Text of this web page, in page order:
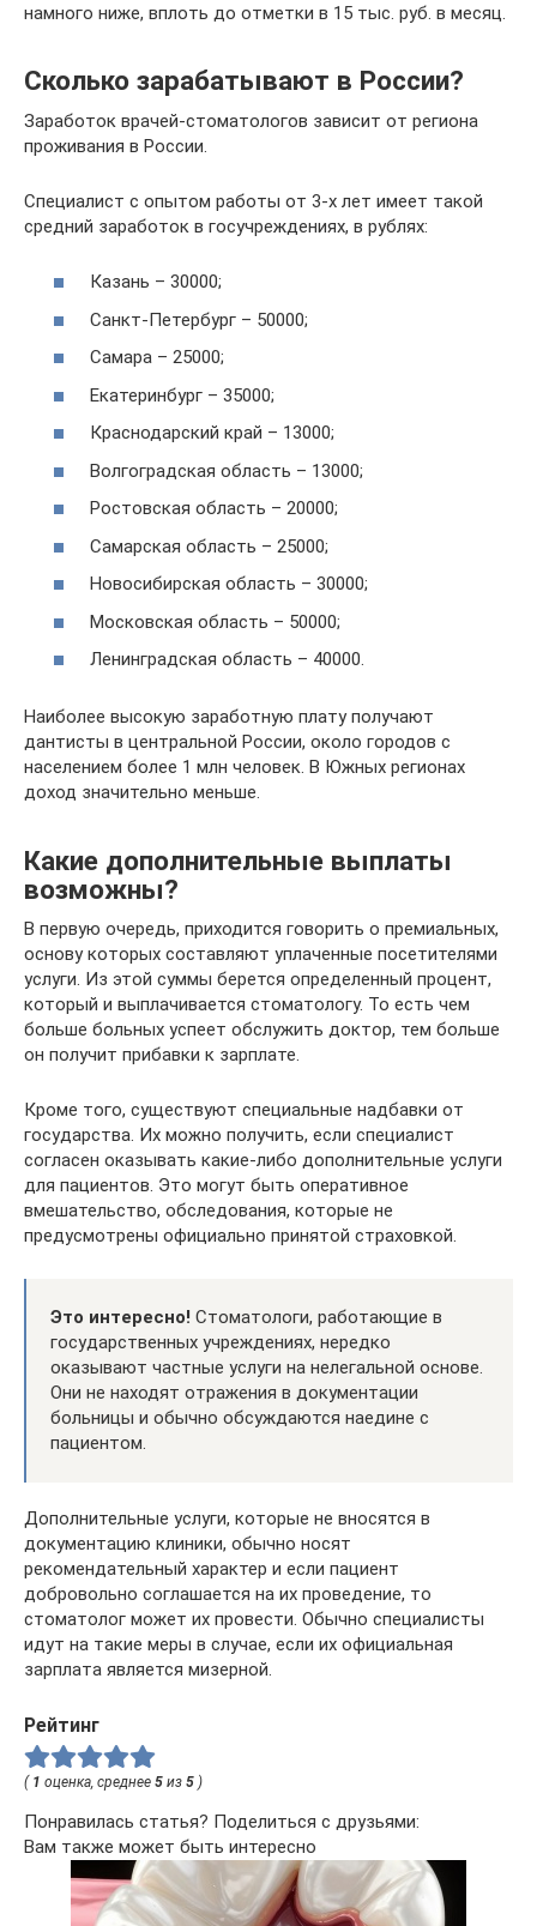
намного ниже, вплоть до отметки в 15 тыс. руб. в месяц.
Сколько зарабатывают в России?
Заработок врачей-стоматологов зависит от региона
проживания в России.
Специалист с опытом работы от 3-х лет имеет такой
средний заработок в госучреждениях, в рублях:
Казань – 30000;
Санкт-Петербург – 50000;
Самара – 25000;
Екатеринбург – 35000;
Краснодарский край – 13000;
Волгоградская область – 13000;
Ростовская область – 20000;
Самарская область – 25000;
Новосибирская область – 30000;
Московская область – 50000;
Ленинградская область – 40000.
Наиболее высокую заработную плату получают
дантисты в центральной России, около городов с
населением более 1 млн человек. В Южных регионах
доход значительно меньше.
Какие дополнительные выплаты
возможны?
В первую очередь, приходится говорить о премиальных,
основу которых составляют уплаченные посетителями
услуги. Из этой суммы берется определенный процент,
который и выплачивается стоматологу. То есть чем
больше больных успеет обслужить доктор, тем больше
он получит прибавки к зарплате.
Кроме того, существуют специальные надбавки от
государства. Их можно получить, если специалист
согласен оказывать какие-либо дополнительные услуги
для пациентов. Это могут быть оперативное
вмешательство, обследования, которые не
предусмотрены официально принятой страховкой.
Это интересно! Стоматологи, работающие в
государственных учреждениях, нередко
оказывают частные услуги на нелегальной основе.
Они не находят отражения в документации
больницы и обычно обсуждаются наедине с
пациентом.
Дополнительные услуги, которые не вносятся в
документацию клиники, обычно носят
рекомендательный характер и если пациент
добровольно соглашается на их проведение, то
стоматолог может их провести. Обычно специалисты
идут на такие меры в случае, если их официальная
зарплата является мизерной.
Рейтинг
( 1 оценка, среднее 5 из 5 )
Понравилась статья? Поделиться с друзьями:
Вам также может быть интересно